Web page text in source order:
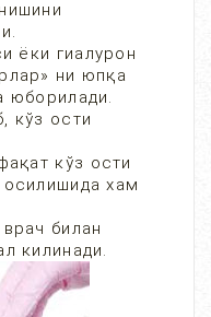
ёки гиалурон
ни юпқа
юборилади.
кўз ости
кўз ости
хам
билан
килинади.